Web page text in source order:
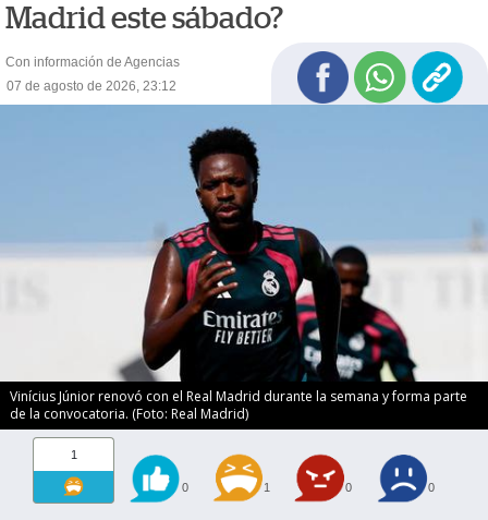
Madrid este sábado?
Con información de Agencias
07 de agosto de 2026, 23:12
Vinícius Júnior renovó con el Real Madrid durante la semana y forma parte
de la convocatoria. (Foto: Real Madrid)
1
0 1 0 0